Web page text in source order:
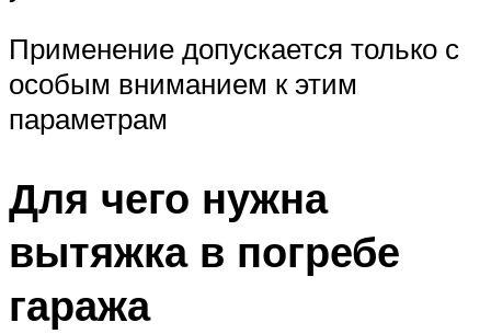
Применение допускается только с
особым вниманием к этим
параметрам
Для чего нужна
вытяжка в погребе
гаража